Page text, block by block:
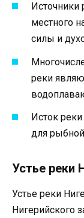
Источники
местного
силы и
реки
Исток
для
Устье реки
Устье реки
Нигерийского